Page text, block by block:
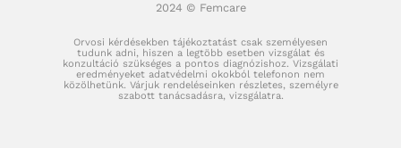
2024 © Femcare
Orvosi kérdésekben tájékoztatást csak személyesen
tudunk adni, hiszen a legtöbb esetben vizsgálat és
konzultáció szükséges a pontos diagnózishoz. Vizsgálati
eredményeket adatvédelmi okokból telefonon nem
közölhetünk. Várjuk rendeléseinken részletes, személyre
szabott tanácsadásra, vizsgálatra.